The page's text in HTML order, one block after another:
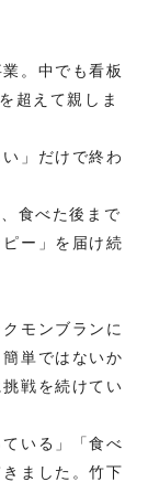
。中でも看板
超えて親しま
」だけで終わ
食べた後まで
ー」を届け続
モンブランに
単ではないか
戦を続けてい
いる」「食べ
ました。竹下